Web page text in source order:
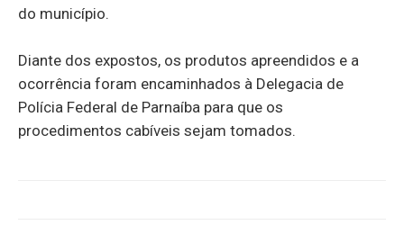
do município.
Diante dos expostos, os produtos apreendidos e a
ocorrência foram encaminhados à Delegacia de
Polícia Federal de Parnaíba para que os
procedimentos cabíveis sejam tomados.